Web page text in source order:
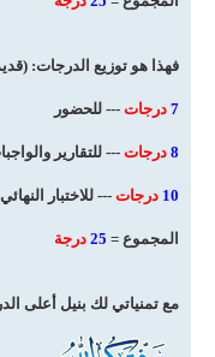
فهذا هو توزيع الدرجات:
7 درجات --- للحضور
8 درجات --- للتقارير
10 درجات --- للاختبار النهائي
المجموع = 25 درجة
مع تمنياتي لك بنيل أعلى